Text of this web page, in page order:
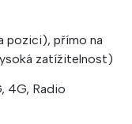
pozici), přímo na
zatížitelnost)
4G, Radio